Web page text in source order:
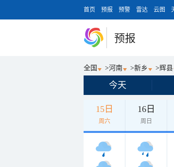
首页 预报 预警 雷达 云图
预报
全国 >河南 >新乡 >辉县
今天
15日
周六
16日
周日